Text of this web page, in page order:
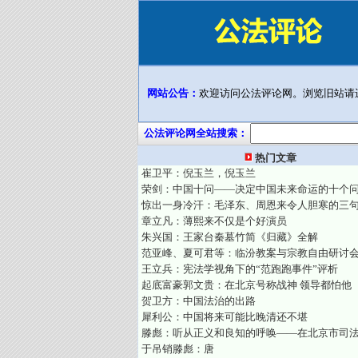
网站公告： 欢迎访问公法评论网。浏览旧站请
公法评论网全站搜索：
热门文章
崔卫平：倪玉兰，倪玉兰
荣剑：中国十问——决定中国未来命运的十个
惊出一身冷汗：毛泽东、周恩来令人胆寒的三
章立凡：薄熙来不仅是个好演员
朱兴国：王家台秦墓竹简《归藏》全解
范亚峰、夏可君等：临汾教案与宗教自由研讨
王立兵：宪法学视角下的“范跑跑事件”评析
起底富豪郭文贵：在北京号称战神 领导都怕他
贺卫方：中国法治的出路
犀利公：中国将来可能比晚清还不堪
滕彪：听从正义和良知的呼唤——在北京市司
于吊销滕彪：唐